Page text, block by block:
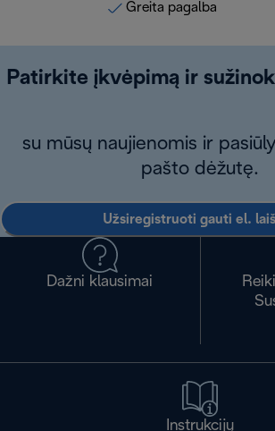
Greita pagalba
Patirkite įkvėpimą ir
su mūsų naujienomis ir
pašto dėžutę.
Užsiregistruoti gauti el.
Dažni klausimai
Instrukcijų